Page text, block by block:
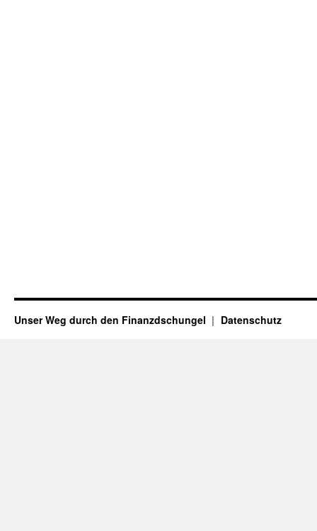
Unser Weg durch den Finanzdschungel Datenschutz